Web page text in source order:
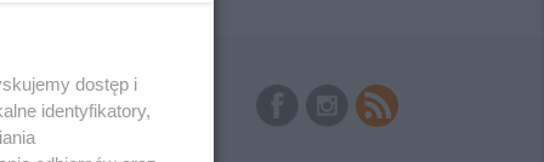
Skontakuj sięz nami
Kontakt
Wydawca
dostęp i
identyfikatory,